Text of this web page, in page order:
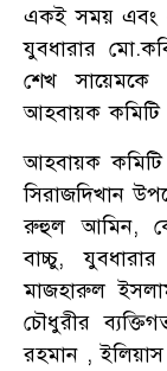
একই সময় এবং
যুবধারার
শেখ
আহবায়ক কমিটি
আহবায়ক কমিটি
সিরাজদিখান
রুহুল আমিন,
বাচ্চু,
মাজহারুল
চৌধুরীর
রহমান ,